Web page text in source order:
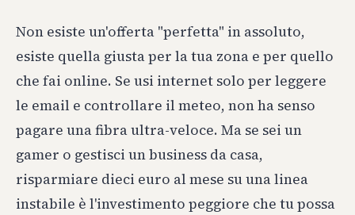
Non esiste un'offerta "perfetta" in assoluto,
esiste quella giusta per la tua zona e per quello
che fai online. Se usi internet solo per leggere
le email e controllare il meteo, non ha senso
pagare una fibra ultra-veloce. Ma se sei un
gamer o gestisci un business da casa,
risparmiare dieci euro al mese su una linea
instabile è l'investimento peggiore che tu possa